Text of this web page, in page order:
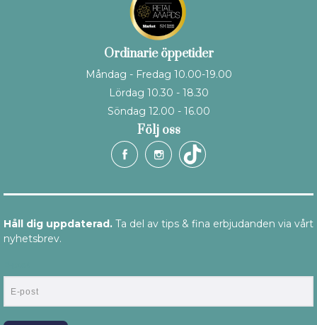
Ordinarie öppetider
Måndag - Fredag 10.00-19.00
Lördag 10.30 - 18.30
Söndag 12.00 - 16.00
Följ oss
Håll dig uppdaterad. Ta del av tips & fina erbjudanden via vårt
nyhetsbrev.